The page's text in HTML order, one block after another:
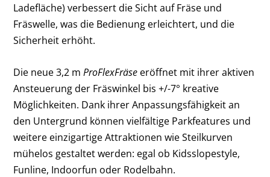
Ladefläche) verbessert die Sicht auf Fräse und
Fräswelle, was die Bedienung erleichtert, und die
Sicherheit erhöht.
Die neue 3,2 mProFlexFräse eröffnet mit ihrer aktiven
Ansteuerung der Fräswinkel bis +/-7° kreative
Möglichkeiten. Dank ihrer Anpassungsfähigkeit an
den Untergrund können vielfältige Parkfeatures und
weitere einzigartige Attraktionen wie Steilkurven
mühelos gestaltet werden: egal ob Kidsslopestyle,
Funline, Indoorfun oder Rodelbahn.